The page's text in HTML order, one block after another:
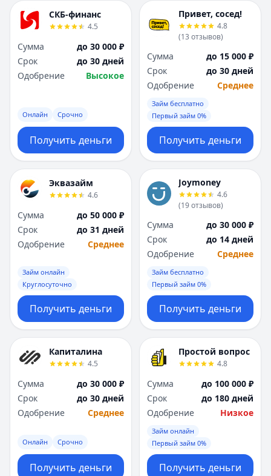
СКБ-финанс
4.5
Сумма
до 30 000 ₽
Срок
до 30 дней
Одобрение
Высокое
Онлайн Срочно
Получить деньги
Привет, сосед!
4.8
(13 отзывов)
Сумма
до 15 000 ₽
Срок
до 30 дней
Одобрение
Среднее
Займ бесплатно
Первый займ 0%
Получить деньги
Эквазайм
4.6
Сумма
до 50 000 ₽
Срок
до 31 дней
Одобрение
Среднее
Займ онлайн
Круглосуточно
Получить деньги
Joymoney
4.6
(19отзывов)
Сумма
до 30 000 ₽
Срок
до 14 дней
Одобрение
Среднее
Займ бесплатно
Первый займ 0%
Получить деньги
Капиталина
4.5
Сумма
до 30 000 ₽
Срок
до 30 дней
Одобрение
Среднее
Онлайн Срочно
Получить деньги
Простой вопрос
4.8
Сумма
до 100 000 ₽
Срок
до 180 дней
Одобрение
Низкое
Займ онлайн
Первый займ 0%
Получить деньги